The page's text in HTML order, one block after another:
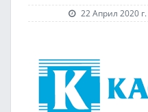
22 Април 2020 г.